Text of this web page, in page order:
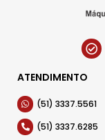
ATENDIMENTO
(51) 3337.5561
(51) 3337.6285